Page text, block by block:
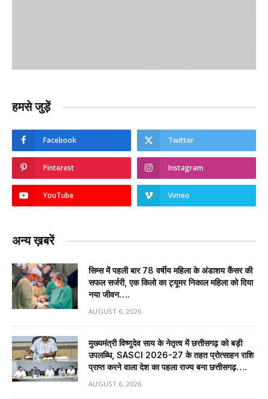
हमसे जुड़ें
Facebook Twitter
Pinterest Instagram
YouTube Vimeo
अन्य ख़बरें
सिम्स में पहली बार 78 वर्षीय महिला के अंडाशय कैंसर की
सफल सर्जरी, एक किलो का ट्यूमर निकाल महिला को दिया
नया जीवन….
AUGUST 6, 2026
मुख्यमंत्री विष्णुदेव साय के नेतृत्व में छत्तीसगढ़ को बड़ी
उपलब्धि, SASCI 2026-27 के तहत प्रोत्साहन राशि
प्राप्त करने वाला देश का पहला राज्य बना छत्तीसगढ़….
AUGUST 6, 2026